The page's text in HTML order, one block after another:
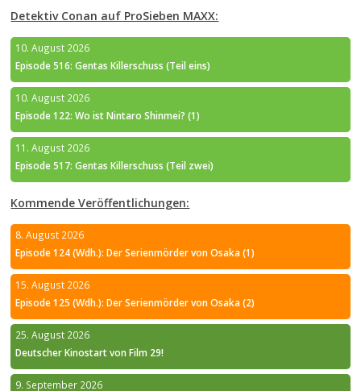
Detektiv Conan auf ProSieben MAXX:
10. August 2026
Episode 516: Gentas Killerschuss (Teil eins)
10. August 2026
Episode 122: Wo ist Nintaro Shinmei? (1)
11. August 2026
Episode 517: Gentas Killerschuss (Teil zwei)
Kommende Veröffentlichungen:
8. August 2026
Episode 124 (Wdh.): Der Serienmörder von Osaka (1)
15. August 2026
Episode 125 (Wdh.): Der Serienmörder von Osaka (2)
25. August 2026
Deutscher Kinostart von Film 29!
9. September 2026